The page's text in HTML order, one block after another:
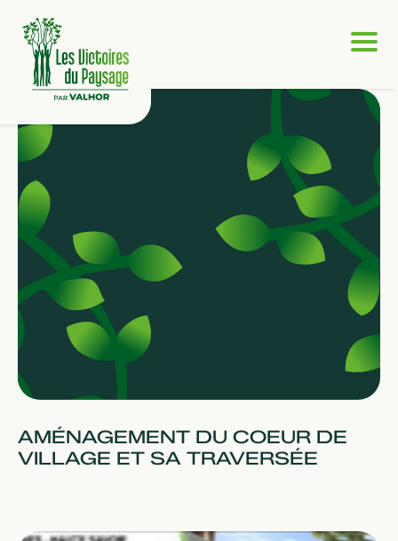
AMÉNAGEMENT DU COEUR DE
VILLAGE ET SA TRAVERSÉE